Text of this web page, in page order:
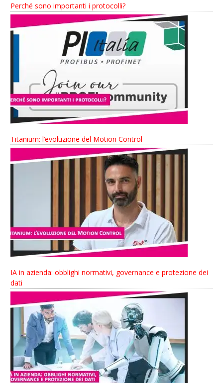
Perché sono importanti i protocolli?
Titanium: l’evoluzione del Motion Control
IA in azienda: obblighi normativi, governance e protezione dei
dati